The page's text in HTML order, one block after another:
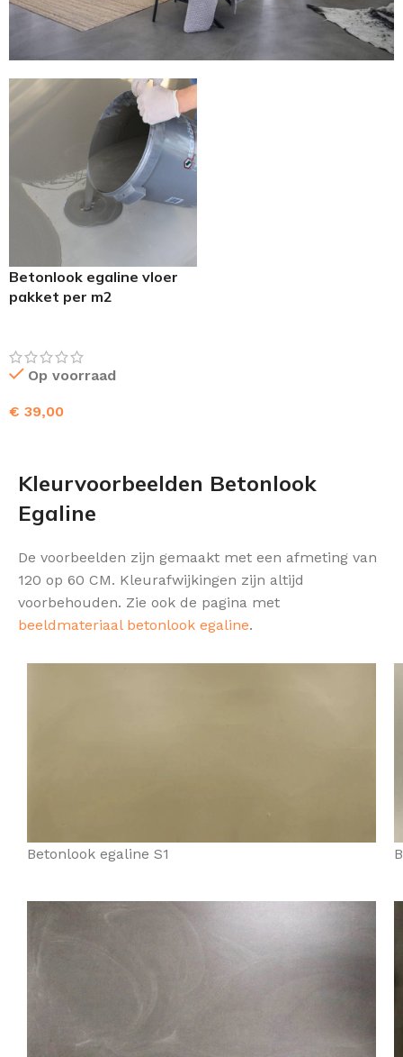
Betonlook egaline vloer
pakket per m2
Op voorraad
€ 39,00
Kleurvoorbeelden Betonlook
Egaline
De voorbeelden zijn gemaakt met een afmeting van
120 op 60 CM. Kleurafwijkingen zijn altijd
voorbehouden. Zie ook de pagina met
beeldmateriaal betonlook egaline.
Betonlook egaline S1